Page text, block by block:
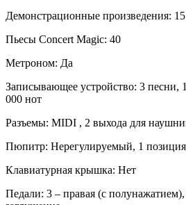
Демонстрационные произведения: 15
Пьесы Concert Magic: 40
Метроном: Да
Записывающее устройство: 3 песни,
000 нот
Разъемы: MIDI , 2 выхода для
Пюпитр: Нерегулируемый, 1 позиция
Клавиатурная крышка: Нет
Педали: 3 – правая (с полунажатием),